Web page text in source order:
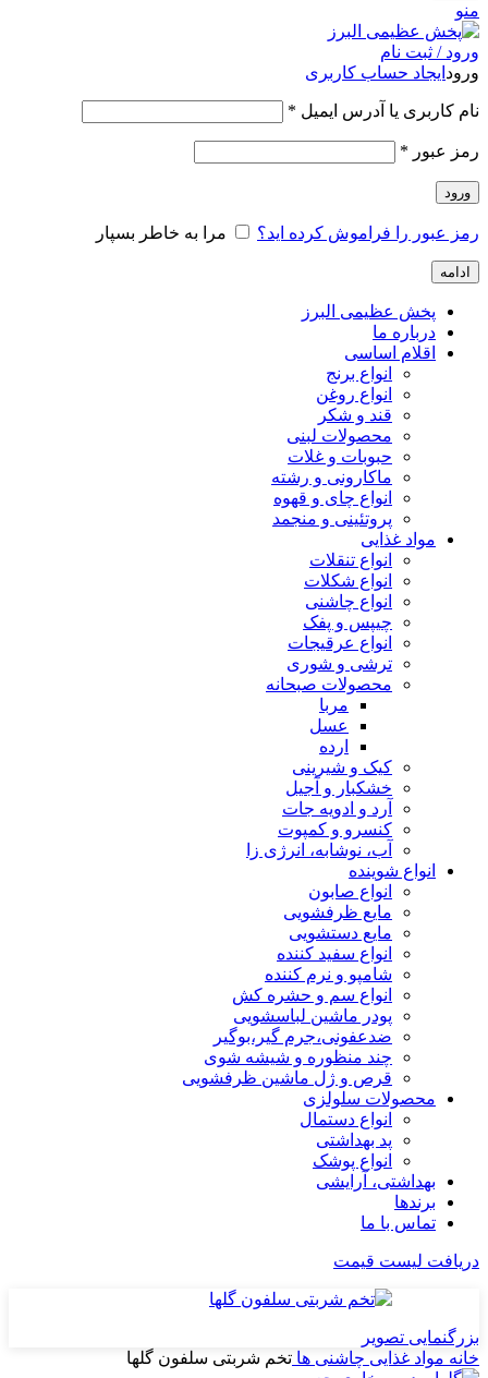
منو
ورود / ثبت نام
ورود ایجاد حساب کاربری
نام کاربری یا آدرس ایمیل *
رمز عبور *
ورود
رمز عبور را فراموش کرده اید؟ مرا به خاطر بسپار
ادامه
پخش عظیمی البرز
درباره ما
اقلام اساسی
انواع برنج
انواع روغن
قند و شکر
محصولات لبنی
حبوبات و غلات
ماکارونی و رشته
انواع چای و قهوه
پروتئینی و منجمد
مواد غذایی
انواع تنقلات
انواع شکلات
انواع چاشنی
چیپس و پفک
انواع عرقیجات
ترشی و شوری
محصولات صبحانه
مربا
عسل
ارده
کیک و شیرینی
خشکبار و آجیل
آرد و ادویه جات
کنسرو و کمپوت
آب، نوشابه، انرژی زا
انواع شوینده
انواع صابون
مایع ظرفشویی
مایع دستشویی
انواع سفید کننده
شامپو و نرم کننده
انواع سم و حشره کش
پودر ماشین لباسشویی
ضدعفونی،جرم گیر،بوگیر
چند منظوره و شیشه شوی
قرص و ژل ماشین ظرفشویی
محصولات سلولزی
انواع دستمال
پد بهداشتی
انواع پوشک
بهداشتی، آرایشی
برندها
تماس با ما
دریافت لیست قیمت
بزرگنمایی تصویر
خانه مواد غذایی چاشنی ها تخم شربتی سلفون گلها